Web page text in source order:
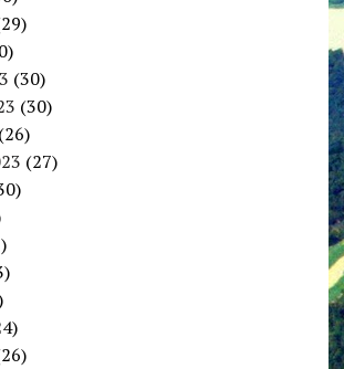
(30)
(30)
(26)
(27)